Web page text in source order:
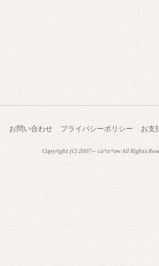
お問い合わせ プライバシーポリシー お支
Copyright (C) 2007～ ca*n*ow All Rights